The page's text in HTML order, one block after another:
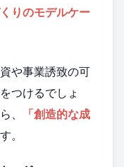
りのモデルケー
や事業誘致の可
つけるでしょ
、
「創造的な成
。